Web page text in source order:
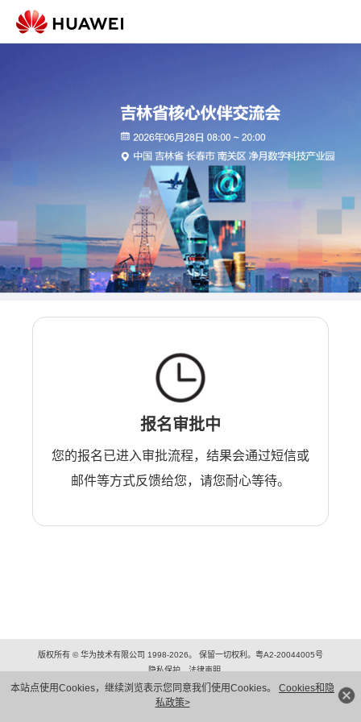
本站点使用Cookies，继续浏览表示您同意我们使用Cookies。 Cookies和隐
私政策>
报名审批中
您的报名已进入审批流程，结果会通过短信或
邮件等方式反馈给您，请您耐心等待。
版权所有 © 华为技术有限公司 1998-2026。 保留一切权利。粤A2-20044005号
隐私保护
法律声明